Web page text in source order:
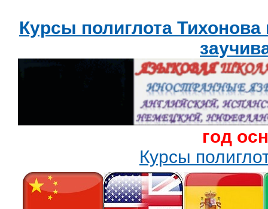
Курсы полиглота
год
Курсы